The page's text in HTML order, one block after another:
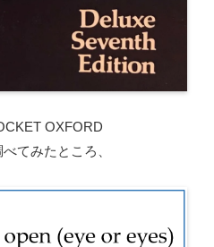
OXFORD
てみたところ、